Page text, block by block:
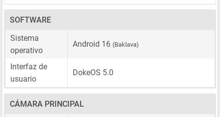
SOFTWARE
Sistema
operativo
Android 16 (Baklava)
Interfaz de
usuario
DokeOS 5.0
CÁMARA PRINCIPAL